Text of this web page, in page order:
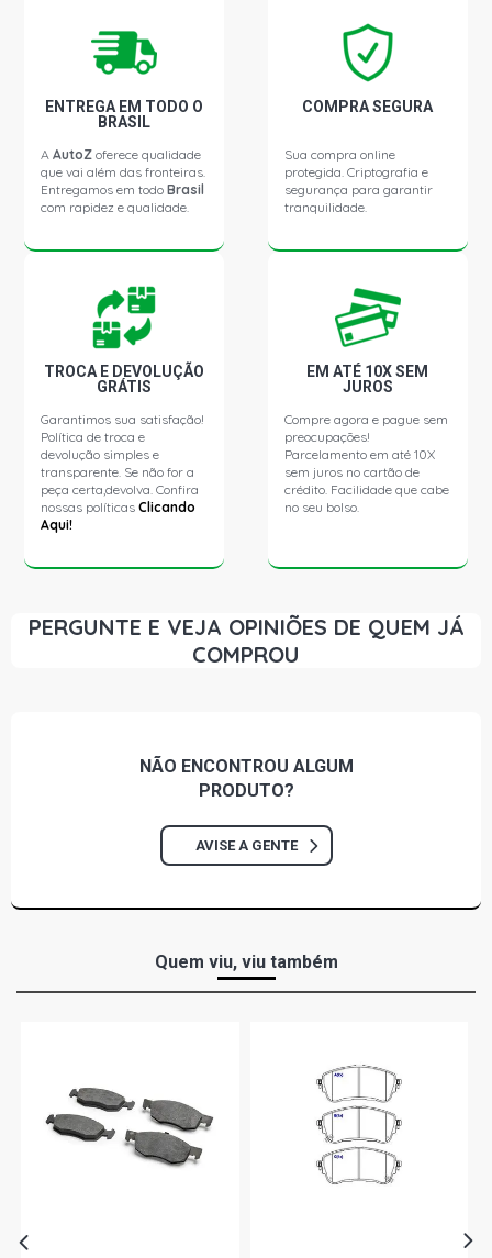
ENTREGA EM TODO O
BRASIL
AAutoZ oferece qualidade
que vai além das fronteiras.
Entregamos em todoBrasil
com rapidez e qualidade.
COMPRA SEGURA
Sua compra online
protegida. Criptografia e
segurança para garantir
tranquilidade.
TROCA E DEVOLUÇÃO
GRÁTIS
Garantimos sua satisfação!
Política de troca e
devolução simples e
transparente. Se não for a
peça certa,devolva. Confira
nossas políticasClicando
Aqui!
EM ATÉ 10X SEM
JUROS
Compre agora e pague sem
preocupações!
Parcelamento em até 10X
sem juros no cartão de
crédito. Facilidade que cabe
no seu bolso.
PERGUNTE E VEJA OPINIÕES DE QUEM JÁ
COMPROU
NÃO ENCONTROU ALGUM
PRODUTO?
AVISE A GENTE
Quem viu, viu também